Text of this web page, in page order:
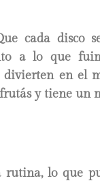
cada disco
a lo que
divierten en el
y tiene un
lo que